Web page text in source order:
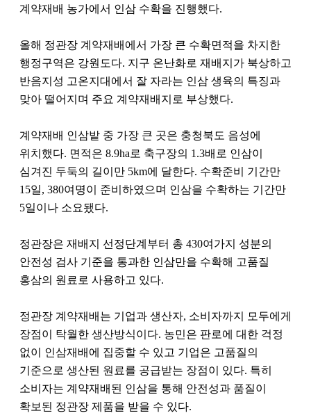
계약재배 농가에서 인삼 수확을 진행했다.
올해 정관장 계약재배에서 가장 큰 수확면적을 차지한
행정구역은 강원도다. 지구 온난화로 재배지가 북상하고
반음지성 고온지대에서 잘 자라는 인삼 생육의 특징과
맞아 떨어지며 주요 계약재배지로 부상했다.
계약재배 인삼밭 중 가장 큰 곳은 충청북도 음성에
위치했다. 면적은 8.9ha로 축구장의 1.3배로 인삼이
심겨진 두둑의 길이만 5km에 달한다. 수확준비 기간만
15일, 380여명이 준비하였으며 인삼을 수확하는 기간만
5일이나 소요됐다.
정관장은 재배지 선정단계부터 총 430여가지 성분의
안전성 검사 기준을 통과한 인삼만을 수확해 고품질
홍삼의 원료로 사용하고 있다.
정관장 계약재배는 기업과 생산자, 소비자까지 모두에게
장점이 탁월한 생산방식이다. 농민은 판로에 대한 걱정
없이 인삼재배에 집중할 수 있고 기업은 고품질의
기준으로 생산된 원료를 공급받는 장점이 있다. 특히
소비자는 계약재배된 인삼을 통해 안전성과 품질이
확보된 정관장 제품을 받을 수 있다.